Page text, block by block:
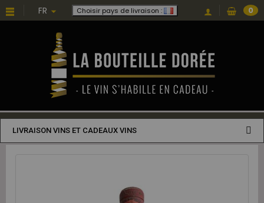
FR Choisir pays de livraison : 0
LIVRAISON VINS ET CADEAUX VINS